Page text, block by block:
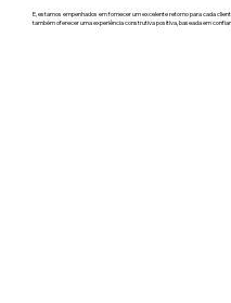
E, estamos empenhados em fornecer um excelente retorno para cada
também oferecer uma experiência construtiva positiva, baseada em